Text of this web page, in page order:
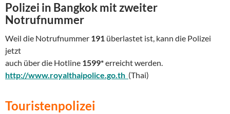
Polizei in Bangkok mit zweiter
Notrufnummer
Weil die Notrufnummer 191 überlastet ist, kann die Polizei
jetzt
auch über die Hotline 1599*erreicht werden.
http://www.royalthaipolice.go.th (Thai)
Touristenpolizei